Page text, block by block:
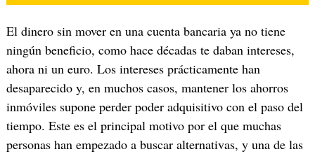
El dinero sin mover en una cuenta bancaria ya no tiene
ningún beneficio, como hace décadas te daban intereses,
ahora ni un euro. Los intereses prácticamente han
desaparecido y, en muchos casos, mantener los ahorros
inmóviles supone perder poder adquisitivo con el paso del
tiempo. Este es el principal motivo por el que muchas
personas han empezado a buscar alternativas, y una de las